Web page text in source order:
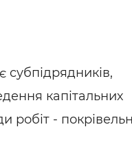
субпідрядників,
капітальних
робіт -